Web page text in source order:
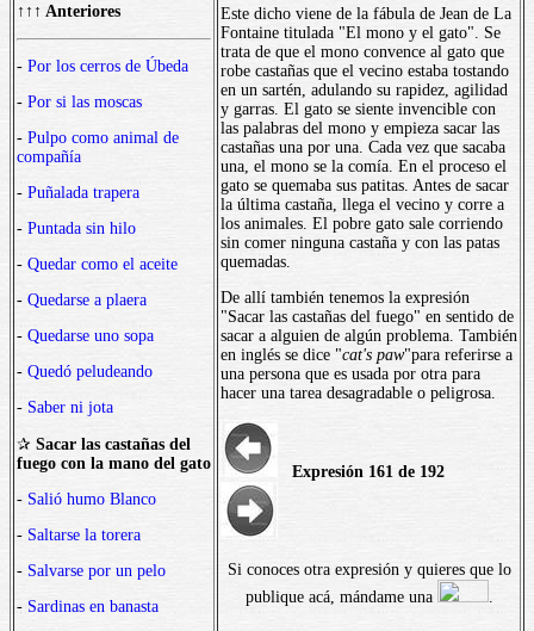
↑↑↑ Anteriores
- Por los cerros de Úbeda
- Por si las moscas
- Pulpo como animal de
compañía
- Puñalada trapera
- Puntada sin hilo
- Quedar como el aceite
- Quedarse a plaera
- Quedarse uno sopa
- Quedó peludeando
- Saber ni jota
✰ Sacar las castañas del
fuego con la mano del gato
- Salió humo Blanco
- Saltarse la torera
- Salvarse por un pelo
- Sardinas en banasta
Este dicho viene de la fábula de Jean de La
Fontaine titulada "El mono y el gato". Se
trata de que el mono convence al gato que
robe castañas que el vecino estaba tostando
en un sartén, adulando su rapidez, agilidad
y garras. El gato se siente invencible con
las palabras del mono y empieza sacar las
castañas una por una. Cada vez que sacaba
una, el mono se la comía. En el proceso el
gato se quemaba sus patitas. Antes de sacar
la última castaña, llega el vecino y corre a
los animales. El pobre gato sale corriendo
sin comer ninguna castaña y con las patas
quemadas.
De allí también tenemos la expresión
"Sacar las castañas del fuego" en sentido de
sacar a alguien de algún problema. También
en inglés se dice "cat's paw"para referirse a
una persona que es usada por otra para
hacer una tarea desagradable o peligrosa.
Expresión 161 de 192
Si conoces otra expresión y quieres que lo
publique acá, mándame una